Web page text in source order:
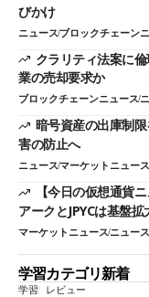
びかけ
ニュースブロックチェーン
クラリティ法案に
業の売却要求か
ブロックチェーンニュース
暗号資産の出庫制
害の防止へ
ニュースマーケットニュース
【今日の仮想通貨
アークとJPYCは基盤拡
マーケットニュースニュース
学習カテゴリ新着
学習 レビュー